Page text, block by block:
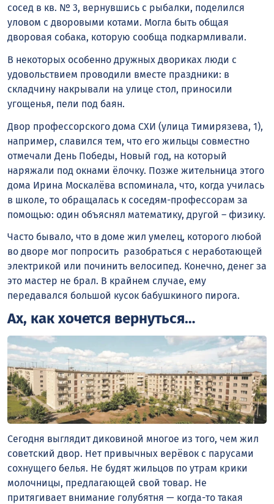
сосед в кв. № 3, вернувшись с рыбалки, поделился
уловом с дворовыми котами. Могла быть общая
дворовая собака, которую сообща подкармливали.
В некоторых особенно дружных двориках люди с
удовольствием проводили вместе праздники: в
складчину накрывали на улице стол, приносили
угощенья, пели под баян.
Двор профессорского дома СХИ (улица Тимирязева, 1),
например, славился тем, что его жильцы совместно
отмечали День Победы, Новый год, на который
наряжали под окнами ёлочку. Позже жительница этого
дома Ирина Москалёва вспоминала, что, когда училась
в школе, то обращалась к соседям-профессорам за
помощью: один объяснял математику, другой – физику.
Часто бывало, что в доме жил умелец, которого любой
во дворе мог попросить разобраться с неработающей
электрикой или починить велосипед. Конечно, денег за
это мастер не брал. В крайнем случае, ему
передавался большой кусок бабушкиного пирога.
Ах, как хочется вернуться…
Сегодня выглядит диковиной многое из того, чем жил
советский двор. Нет привычных верёвок с парусами
сохнущего белья. Не будят жильцов по утрам крики
молочницы, предлагающей свой товар. Не
притягивает внимание голубятня — когда-то такая